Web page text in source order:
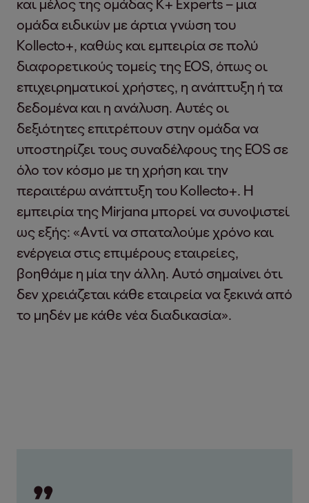
και μέλος της ομάδας K+ Experts – μια
ομάδα ειδικών με άρτια γνώση του
Kollecto+, καθώς και εμπειρία σε πολύ
διαφορετικούς τομείς της EOS, όπως οι
επιχειρηματικοί χρήστες, η ανάπτυξη ή τα
δεδομένα και η ανάλυση. Αυτές οι
δεξιότητες επιτρέπουν στην ομάδα να
υποστηρίζει τους συναδέλφους της EOS σε
όλο τον κόσμο με τη χρήση και την
περαιτέρω ανάπτυξη του Kollecto+. Η
εμπειρία της Mirjana μπορεί να συνοψιστεί
ως εξής: «Αντί να σπαταλούμε χρόνο και
ενέργεια στις επιμέρους εταιρείες,
βοηθάμε η μία την άλλη. Αυτό σημαίνει ότι
δεν χρειάζεται κάθε εταιρεία να ξεκινά από
το μηδέν με κάθε νέα διαδικασία».